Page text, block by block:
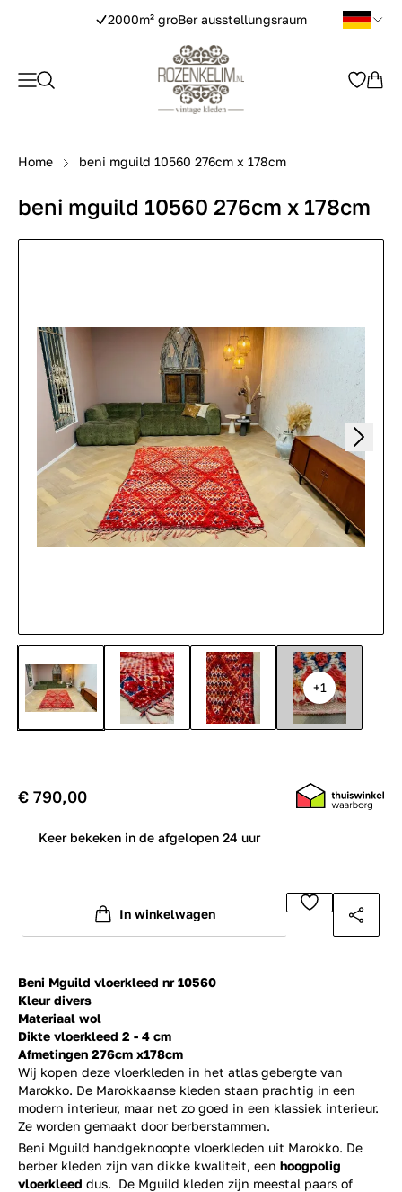
2000m² groBer ausstellungsraum
Home beni mguild 10560 276cm x 178cm
+1
beni mguild 10560 276cm x 178cm
Beni Mguild vloerkleed nr 10560
Kleur divers
Materiaal wol
Dikte vloerkleed 2 - 4 cm
Afmetingen 276cm x178cm
Wij kopen deze vloerkleden in het atlas gebergte van
Marokko. De Marokkaanse kleden staan prachtig in een
modern interieur, maar net zo goed in een klassiek interieur.
Ze worden gemaakt door berberstammen.
€ 790,00
Keer bekeken in de afgelopen 24 uur
In winkelwagen
Beni Mguild handgeknoopte vloerkleden uit Marokko. De
berber kleden zijn van dikke kwaliteit, een hoogpolig
vloerkleed dus. De Mguild kleden zijn meestal paars of